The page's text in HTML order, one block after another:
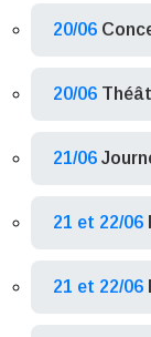
20/06
20/06
21/06
21 et 22/06
21 et 22/06